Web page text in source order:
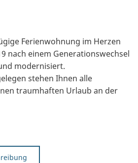
Ferienwohnung im Herzen
nach einem Generationswechsel
modernisiert.
stehen Ihnen alle
traumhaften Urlaub an der